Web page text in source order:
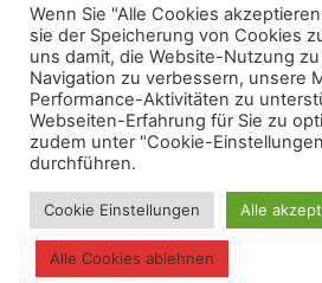
Krankenkasse
AGB
Impressum
Mit ❤ in Kornwestheim und Umgebung
Esslingen, Waiblingen, Leonberg,
Kirchheim unter Teck) und Iserlohn,
Oestrich, Sundern, Menden, Altena,
Schwerte, Hemer.
Wenn Sie "Alle Cookies
sie der Speicherung von Cookies
uns damit, die Website-Nutzung
Navigation zu verbessern, unsere
Performance-Aktivitäten zu
Webseiten-Erfahrung für Sie zu
zudem unter "Cookie-
durchführen.
Cookie Einstellungen Alle
Alle Cookies ablehnen